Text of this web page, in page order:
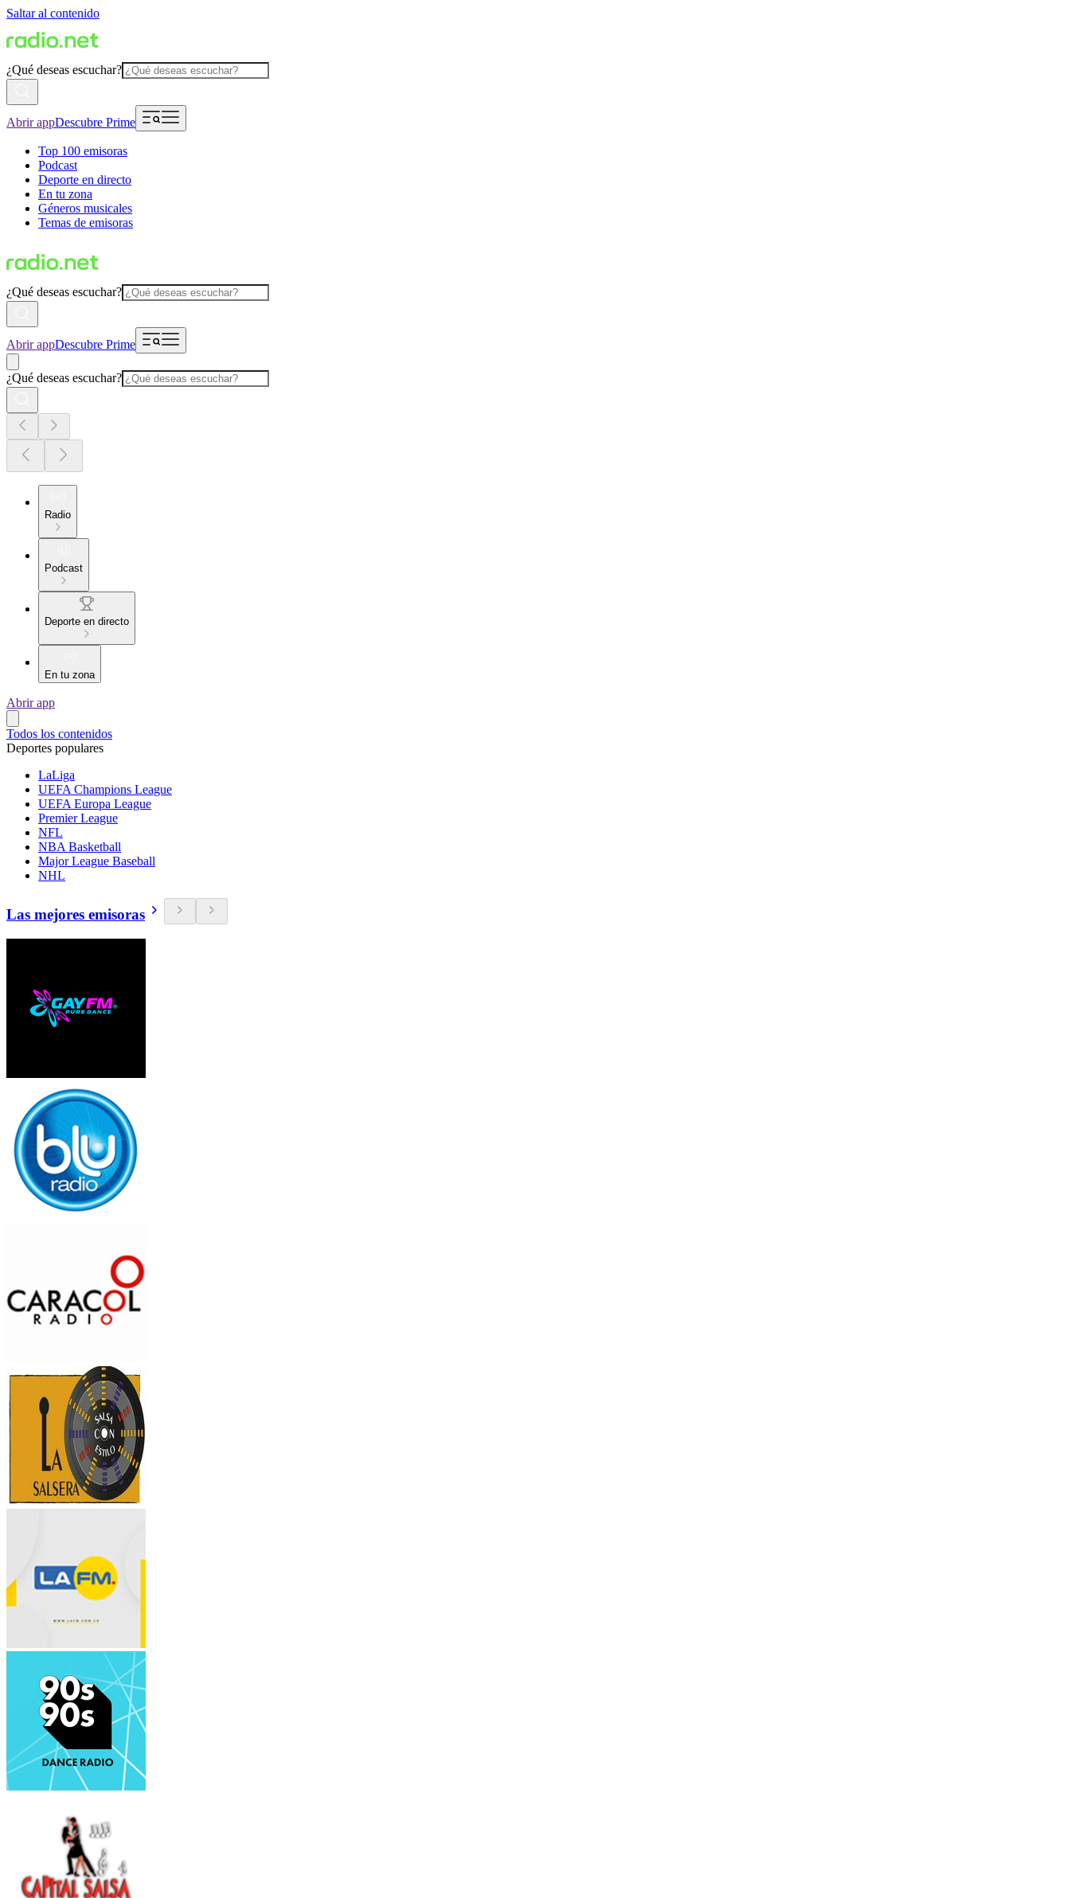
Saltar al contenido
¿Qué deseas escuchar?
Abrir appDescubre Prime
Top 100 emisoras
Podcast
Deporte en directo
En tu zona
Géneros musicales
Temas de emisoras
¿Qué deseas escuchar?
Abrir appDescubre Prime
¿Qué deseas escuchar?
Radio
Podcast
Deporte en directo
En tu zona
Abrir app
Todos los contenidos
Deportes populares
LaLiga
UEFA Champions League
UEFA Europa League
Premier League
NFL
NBA Basketball
Major League Baseball
NHL
Las mejores emisoras